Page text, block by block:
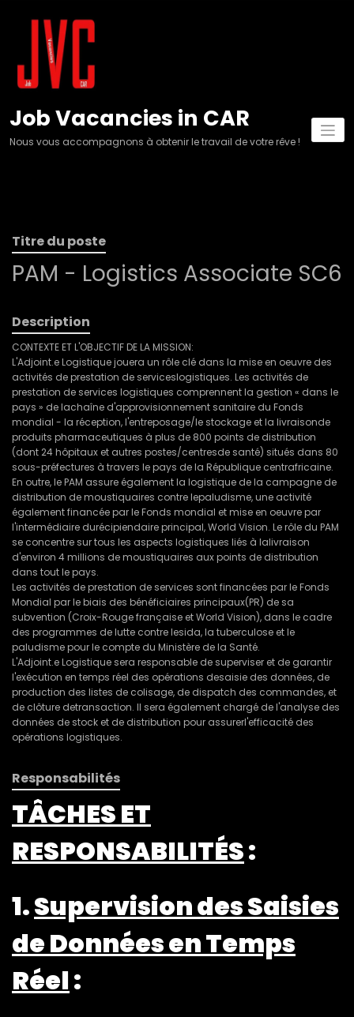
Job Vacancies in CAR
Nous vous accompagnons à obtenir le travail de votre rêve !
Titre du poste
PAM - Logistics Associate SC6
Description
CONTEXTE ET L'OBJECTIF DE LA MISSION:
L'Adjoint.e Logistique jouera un rôle clé dans la mise en oeuvre des
activités de prestation de serviceslogistiques. Les activités de
prestation de services logistiques comprennent la gestion « dans le
pays » de lachaîne d'approvisionnement sanitaire du Fonds
mondial - la réception, l'entreposage/le stockage et la livraisonde
produits pharmaceutiques à plus de 800 points de distribution
(dont 24 hôpitaux et autres postes/centresde santé) situés dans 80
sous-préfectures à travers le pays de la République centrafricaine.
En outre, le PAM assure également la logistique de la campagne de
distribution de moustiquaires contre lepaludisme, une activité
également financée par le Fonds mondial et mise en oeuvre par
l'intermédiaire durécipiendaire principal, World Vision. Le rôle du PAM
se concentre sur tous les aspects logistiques liés à lalivraison
d'environ 4 millions de moustiquaires aux points de distribution
dans tout le pays.
Les activités de prestation de services sont financées par le Fonds
Mondial par le biais des bénéficiaires principaux(PR) de sa
subvention (Croix-Rouge française et World Vision), dans le cadre
des programmes de lutte contre lesida, la tuberculose et le
paludisme pour le compte du Ministère de la Santé.
L'Adjoint.e Logistique sera responsable de superviser et de garantir
l'exécution en temps réel des opérations desaisie des données, de
production des listes de colisage, de dispatch des commandes, et
de clôture detransaction. Il sera également chargé de l'analyse des
données de stock et de distribution pour assurerl'efficacité des
opérations logistiques.
Responsabilités
TÂCHES ET
RESPONSABILITÉS:
1.Supervision des Saisies
de Données en Temps
Réel: